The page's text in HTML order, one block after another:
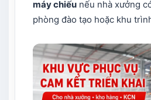
máy chiếu nếu nhà xưởng
phòng đào tạo hoặc khu